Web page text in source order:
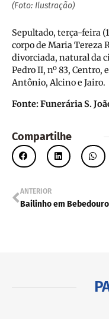
(Foto: Ilustração)
Sepultado, terça-feira
corpo de Maria Tereza
divorciada, natural da
Pedro II, nº 83, Centro,
Antônio, Alcino e Jairo.
Fonte: Funerária S.
Compartilhe
ANTERIOR